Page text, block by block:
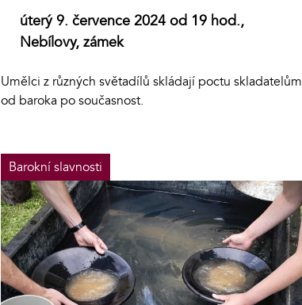
úterý 9. července 2024 od 19 hod.,
Nebílovy, zámek
Umělci z různých světadílů skládají poctu skladatelům
od baroka po současnost.
Barokní slavnosti